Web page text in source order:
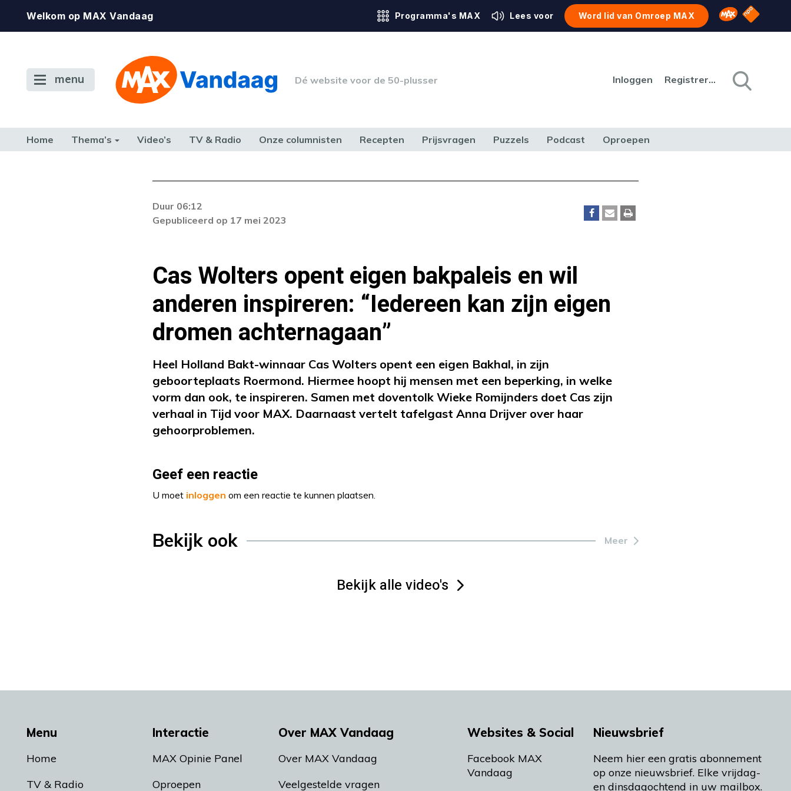
Welkom op MAX Vandaag Programma's MAX Lees voor Word lid van Omroep MAX Omroep MAX
NPO
menu Dé website voor de 50-plusser Inloggen Registreren
Home Thema’s Video’s TV & Radio Onze columnisten Recepten Prijsvragen Puzzels Podcast Oproepen
De gewenste stream is op dit moment niet
beschikbaar. Als het probleem zich blijft voordoen,
Duur 06:12
Gepubliceerd op 17 mei 2023
Cas Wolters opent eigen bakpaleis en wil
anderen inspireren: “Iedereen kan zijn eigen
dromen achternagaan”
Heel Holland Bakt-winnaar Cas Wolters opent een eigen Bakhal, in zijn
geboorteplaats Roermond. Hiermee hoopt hij mensen met een beperking, in welke
vorm dan ook, te inspireren. Samen met doventolk Wieke Romijnders doet Cas zijn
verhaal in Tijd voor MAX. Daarnaast vertelt tafelgast Anna Drijver over haar
gehoorproblemen.
Geef een reactie
U moet inloggen om een reactie te kunnen plaatsen.
Bekijk ook Meer
Bekijk alle video's
Menu
Home
TV & Radio
Interactie
MAX Opinie Panel
Oproepen
Over MAX Vandaag
Over MAX Vandaag
Veelgestelde vragen
Websites & Social
Facebook MAX
Vandaag
Nieuwsbrief
Neem hier een gratis abonnement
op onze nieuwsbrief. Elke vrijdag-
en dinsdagochtend in uw mailbox.